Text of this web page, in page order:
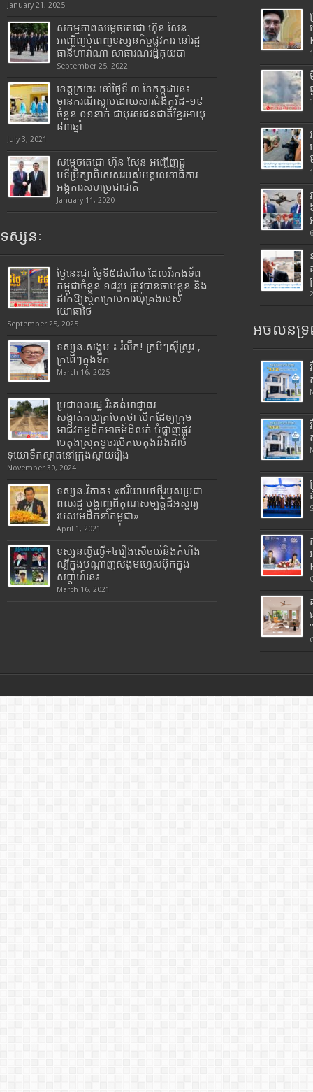
January 21, 2025
សកម្មភាពសម្តេចតេជោ ហ៊ុន សែន
អញ្ជើញបំពេញទស្សនកិច្ចផ្លូវការ នៅរដ្ឋ
ធានីហាវ៉ាណា សាធារណរដ្ឋគុយបា
September 25, 2022
ខេត្តក្រចេះ នៅថ្ងៃទី ៣ ខែកក្កដានេះ
មានករណីស្លាប់ដោយសារជំងឺកូវីដ-១៩
ចំនួន ០១នាក់ ជាបុរសជនជាតិខ្មែរអាយុ
៨៣ឆ្នាំ
July 3, 2021
សម្តេចតេជោ ហ៊ុន សែន អញ្ជើញជួ
បទីប្រឹក្សាពិសេសរបស់អគ្គលេខាធិការ
អង្គការសហប្រជាជាតិ
January 11, 2020
ទស្សនៈ
ថ្ងៃនេះជា ថ្ងៃទី៥៨ហើយ ដែលវីរកងទ័ព
កម្ពុជាចំនួន ១៨រូប ត្រូវបានចាប់ខ្លួន និង
ដាក់ឱ្យស្ថិតក្រោមការឃុំគ្រងរបស់
យោធាថៃ
September 25, 2025
ទស្សនៈសង្គម ៖ រំលឹក! ក្របីៗស៊ីស្រូវ ,
ក្រពើៗក្នុងទឹក
March 16, 2025
ប្រជាពលរដ្ឋ រិះគន់អាជ្ញាធរ
សង្កាត់គយត្របែកថា បើកដៃឲ្យក្រុម
អាជីវកម្មដឹកអាចម៍ដីលក់ បំផ្លាញផ្លូវ
បេតុងស្រុតខូចរបើកបេតុងនិងដាច់
ទុយោទឹកស្អាតនៅក្រុងស្វាយរៀង
November 30, 2024
ទស្សនៈវិភាគ៖ «ឥរិយាបថថ្មីរបស់ប្រជា
ពលរដ្ឋ បង្ហាញពីគុណសម្បត្តិដ៏អស្ចារ្យ
របស់មេដឹកនាំកម្ពុជា»
April 1, 2021
ទស្សនល្ងីល្ងើ÷៤រឿងសើចយំនិងកំហឹង
ល្បីក្នុងបណ្តាញសង្គមហ្វេសប៊ុកក្នុង
សប្តាហ៍នេះ
March 16, 2021
អចលនទ្រ